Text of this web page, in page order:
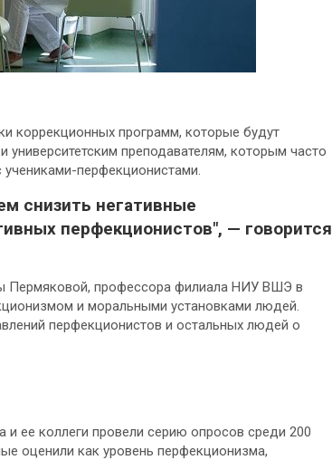
коррекционных программ, которые будут
преподавателям, которым часто
перфекционистами.
снизить негативные
перфекционистов", — говорится
Пермяковой, профессора филиала НИУ ВШЭ в
и моральными установками людей.
перфекционистов и остальных людей о
ее коллеги провели серию опросов среди 200
оценили как уровень перфекционизма,